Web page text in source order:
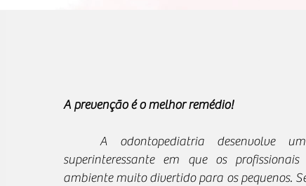
A prevenção é o melhor remédio!
A odontopediatria desenvolve
superinteressante em que os
ambiente muito divertido para os pequenos.